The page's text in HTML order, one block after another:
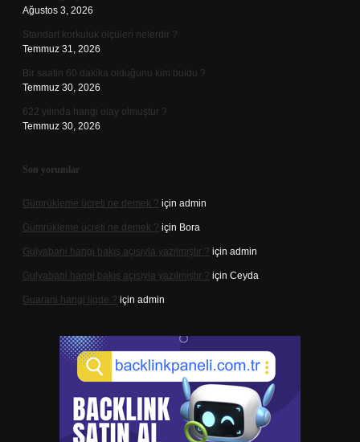
Ağustos 3, 2026
Standart korkuluk ölçüleri nelerdir ?
Temmuz 31, 2026
Bir saatin 60 dakika olduğunu kim buldu ?
Temmuz 30, 2026
622 yılında hangi olay olmuştur ?
Temmuz 30, 2026
Son yorumlar
Gümrükleme ücreti ne demek ? için admin
Gümrükleme ücreti ne demek ? için Bora
Gulyabani hangi bakış açısıyla yazılmıştır ? için admin
Gulyabani hangi bakış açısıyla yazılmıştır ? için Ceyda
Guarani hangi ligde ? için admin